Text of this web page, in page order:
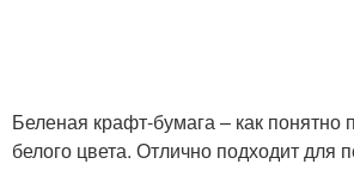
Беленая крафт-бумага – как понятно
белого цвета. Отлично подходит для